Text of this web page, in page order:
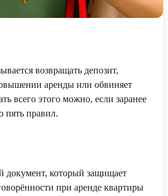
возвращать депозит,
аренды или обвиняет
всего этого можно, если заранее
пять правил.
документ, который защищает
при аренде квартиры